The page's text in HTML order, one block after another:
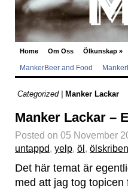
Home Om Oss Ölkunskap »
MankerBeer and Food
Categorized | Manker Lackar
Manker Lackar –
Posted on 05 November
untappd, yelp, öl,
Det här temat är
med att jag tog topicen